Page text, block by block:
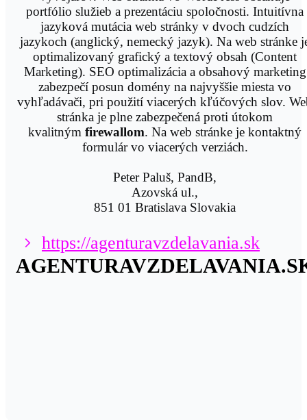
portfólio služieb a prezentáciu spoločnosti. Intuitívna
jazyková mutácia web stránky v dvoch cudzích
jazykoch (anglický, nemecký jazyk). Na web stránke
optimalizovaný grafický a textový obsah (Content
Marketing). SEO optimalizácia a obsahový marketing
zabezpečí posun domény na najvyššie miesta vo
vyhľadávači, pri použití viacerých kľúčových slov.
stránka je plne zabezpečená proti útokom
kvalitným firewallom. Na web stránke je kontaktný
formulár vo viacerých verziách.
Peter Paluš, PandB,
Azovská ul.,
851 01 Bratislava Slovakia
https://agenturavzdelavania.sk